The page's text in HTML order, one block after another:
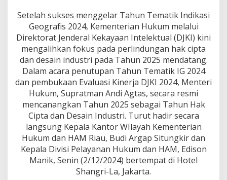
s
,
D
J
K
I
B
e
r
a
i
h
F
o
k
u
s
Setelah sukses menggelar Tahun Tematik Indikasi
Geografis 2024, Kementerian Hukum melalui
Direktorat Jenderal Kekayaan Intelektual (DJKI) kini
mengalihkan fokus pada perlindungan hak cipta
dan desain industri pada Tahun 2025 mendatang.
Dalam acara penutupan Tahun Tematik IG 2024
dan pembukaan Evaluasi Kinerja DJKI 2024, Menteri
Hukum, Supratman Andi Agtas, secara resmi
mencanangkan Tahun 2025 sebagai Tahun Hak
Cipta dan Desain Industri. Turut hadir secara
langsung Kepala Kantor WIlayah Kementerian
Hukum dan HAM Riau, Budi Argap Situngkir dan
Kepala Divisi Pelayanan Hukum dan HAM, Edison
Manik, Senin (2/12/2024) bertempat di Hotel
Shangri-La, Jakarta.